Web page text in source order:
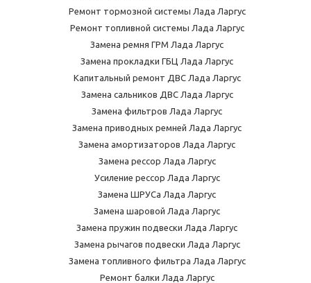
Ремонт тормозной системы Лада Ларгус
Ремонт топливной системы Лада Ларгус
Замена ремня ГРМ Лада Ларгус
Замена прокладки ГБЦ Лада Ларгус
Капитальный ремонт ДВС Лада Ларгус
Замена сальников ДВС Лада Ларгус
Замена фильтров Лада Ларгус
Замена приводных ремней Лада Ларгус
Замена амортизаторов Лада Ларгус
Замена рессор Лада Ларгус
Усиление рессор Лада Ларгус
Замена ШРУСа Лада Ларгус
Замена шаровой Лада Ларгус
Замена пружин подвески Лада Ларгус
Замена рычагов подвески Лада Ларгус
Замена топливного фильтра Лада Ларгус
Ремонт балки Лада Ларгус